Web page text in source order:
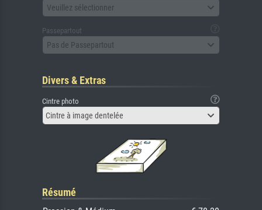
Veuillez sélectionner
Passepartout
Pas de Passepartout
Divers & Extras
Cintre photo
Cintre à image dentelée
Résumé